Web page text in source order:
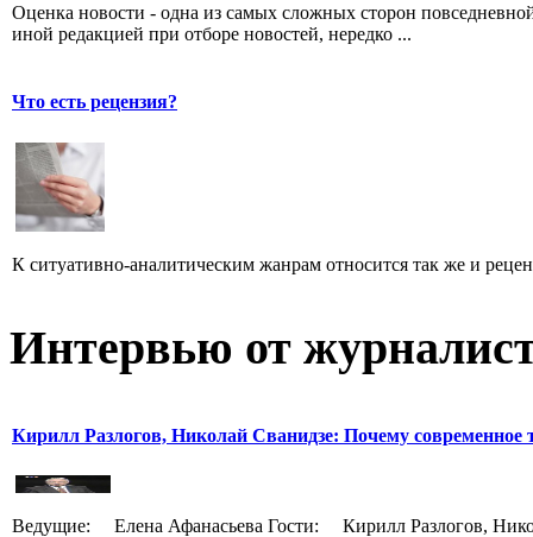
Оценка новости - одна из самых сложных сторон
иной редакцией при отборе новостей, нередко ...
Что есть рецензия?
К ситуативно-аналитическим жанрам относится так же и
Интервью от
Кирилл Разлогов, Николай Сванидзе: Почему современное
Ведущие: Елена Афанасьева Гости: Кирилл Разлогов,